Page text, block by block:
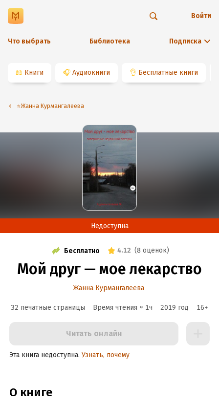
Что выбрать Библиотека Подписка
Войти
📖 Книги 🎧 Аудиокниги 👌 Бесплатные книги
⭐️Жанна Курмангалеева
Недоступна
Бесплатно 4.12 (8 оценок)
Мой друг — мое лекарство
Жанна Курмангалеева
32 печатные страницы Время чтения ≈ 1ч 2019 год 16+
Читать онлайн
Эта книга недоступна. Узнать, почему
О книге